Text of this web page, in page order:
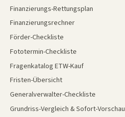
Finanzierungs-Rettungsplan
Finanzierungsrechner
Förder-Checkliste
Fototermin-Checkliste
Fragenkatalog ETW-Kauf
Fristen-Übersicht
Generalverwalter-Checkliste
Grundriss-Vergleich & Sofort-Vorschau